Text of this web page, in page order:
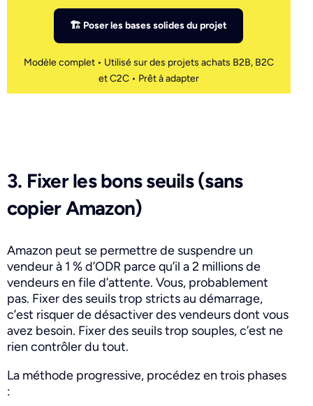
🏗 Poser les bases solides du projet
Modèle complet • Utilisé sur des projets achats B2B, B2C
et C2C • Prêt à adapter
3. Fixer les bons seuils (sans
copier Amazon)
Amazon peut se permettre de suspendre un
vendeur à 1 % d’ODR parce qu’il a 2 millions de
vendeurs en file d’attente. Vous, probablement
pas. Fixer des seuils trop stricts au démarrage,
c’est risquer de désactiver des vendeurs dont vous
avez besoin. Fixer des seuils trop souples, c’est ne
rien contrôler du tout.
La méthode progressive, procédez en trois phases
: